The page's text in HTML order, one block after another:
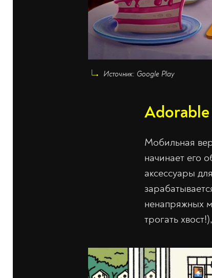
Источник: Google Play
Мобильная
начинает его
аксессуары
ненапряжных
трогать